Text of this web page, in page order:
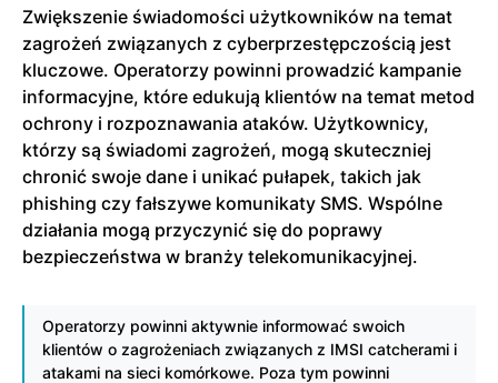
Zwiększenie świadomości użytkowników na temat
zagrożeń związanych z cyberprzestępczością jest
kluczowe. Operatorzy powinni prowadzić kampanie
informacyjne, które edukują klientów na temat metod
ochrony i rozpoznawania ataków. Użytkownicy,
którzy są świadomi zagrożeń, mogą skuteczniej
chronić swoje dane i unikać pułapek, takich jak
phishing czy fałszywe komunikaty SMS. Wspólne
działania mogą przyczynić się do poprawy
bezpieczeństwa w branży telekomunikacyjnej.
Operatorzy powinni aktywnie informować swoich
klientów o zagrożeniach związanych z IMSI catcherami i
atakami na sieci komórkowe. Poza tym powinni